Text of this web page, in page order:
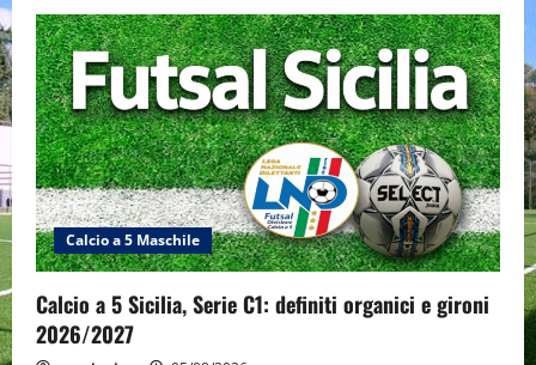
Calcio a 5 Maschile
Calcio a 5 Sicilia, Serie C1: definiti organici e gironi
2026/2027